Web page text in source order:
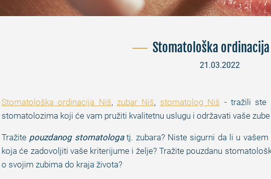
Stomatološka
21.03.2022
Stomatološka ordinacija Niš,zubar Niš, stomatolog Niš - tražili ste
stomatolozima koji će vam pružiti kvalitetnu uslugu i održavati vaše
Tražite pouzdanog stomatologatj. zubara? Niste sigurni da li u
koja će zadovoljiti vaše kriterijume i želje? Tražite pouzdanu
o svojim zubima do kraja života?